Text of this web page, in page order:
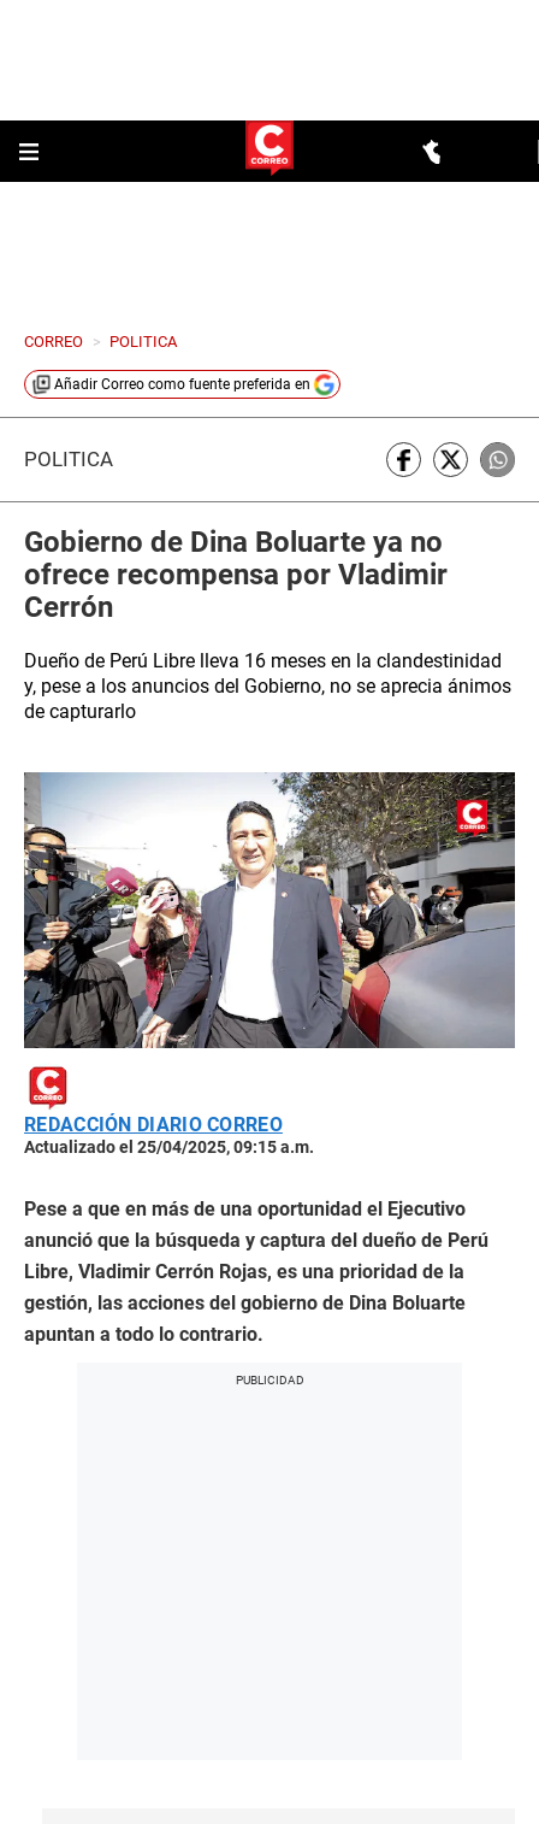
CORREO > POLITICA
Añadir Correo como fuente preferida en
POLÍTICA
Gobierno de Dina Boluarte ya no
ofrece recompensa por Vladimir
Cerrón
Dueño de Perú Libre lleva 16 meses en la clandestinidad
y, pese a los anuncios del Gobierno, no se aprecia ánimos
de capturarlo
REDACCIÓN DIARIO CORREO
Actualizado el 25/04/2025, 09:15 a.m.
Pese a que en más de una oportunidad el Ejecutivo
anunció que la búsqueda y captura del dueño de Perú
Libre, Vladimir Cerrón Rojas, es una prioridad de la
gestión, las acciones del gobierno de Dina Boluarte
apuntan a todo lo contrario.